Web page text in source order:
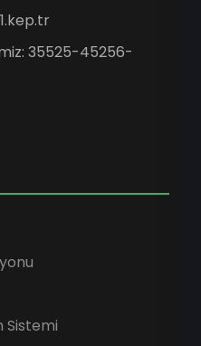
35525-45256-
Sistemi